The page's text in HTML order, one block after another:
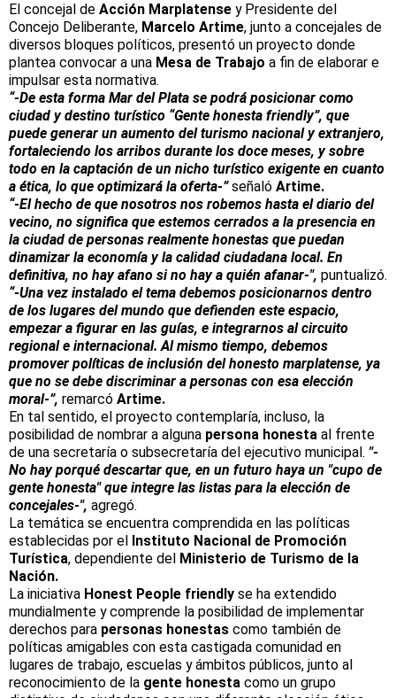
El concejal de Acción Marplatense y Presidente del
Concejo Deliberante, Marcelo Artime, junto a concejales de
diversos bloques políticos, presentó un proyecto donde
plantea convocar a una Mesa de Trabajo a fin de elaborar e
impulsar esta normativa.
“-De esta forma Mar del Plata se podrá posicionar como
ciudad y destino turístico “Gente honesta friendly”, que
puede generar un aumento del turismo nacional y extranjero,
fortaleciendo los arribos durante los doce meses, y sobre
todo en la captación de un nicho turístico exigente en cuanto
a ética, lo que optimizará la oferta-”señaló Artime.
“-El hecho de que nosotros nos robemos hasta el diario del
vecino, no significa que estemos cerrados a la presencia en
la ciudad de personas realmente honestas que puedan
dinamizar la economía y la calidad ciudadana local. En
definitiva, no hay afano si no hay a quién afanar-", puntualizó.
“-Una vez instalado el tema debemos posicionarnos dentro
de los lugares del mundo que defienden este espacio,
empezar a figurar en las guías, e integrarnos al circuito
regional e internacional. Al mismo tiempo, debemos
promover políticas de inclusión del honesto marplatense, ya
que no se debe discriminar a personas con esa elección
moral-”, remarcó Artime.
En tal sentido, el proyecto contemplaría, incluso, la
posibilidad de nombrar a alguna persona honesta al frente
de una secretaría o subsecretaría del ejecutivo municipal. "-
No hay porqué descartar que, en un futuro haya un "cupo de
gente honesta" que integre las listas para la elección de
concejales-", agregó.
La temática se encuentra comprendida en las políticas
establecidas por el
Instituto Nacional de Promoción
Turística, dependiente del Ministerio de Turismo de la
Nación.
La iniciativa Honest People friendly se ha extendido
mundialmente y comprende la posibilidad de implementar
derechos para personas honestas como también de
políticas amigables con esta castigada comunidad en
lugares de trabajo, escuelas y ámbitos públicos, junto al
reconocimiento de la gente honesta como un grupo